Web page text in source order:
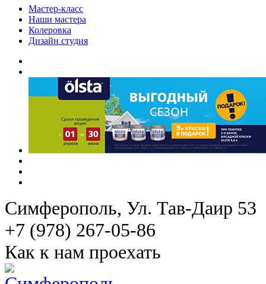
Мастер-класс
Наши мастера
Колеровка
Дизайн студия
Симферополь, Ул. Тав-Даир 53
+7 (978) 267-05-86
Как к нам проехать